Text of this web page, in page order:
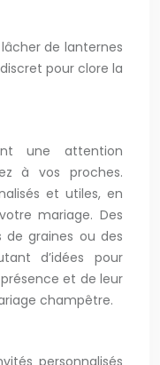
de lanternes
pour clore la
une attention
à vos proches.
et utiles, en
mariage. Des
de graines ou des
d’idées pour
et de leur
champêtre.
personnalisés